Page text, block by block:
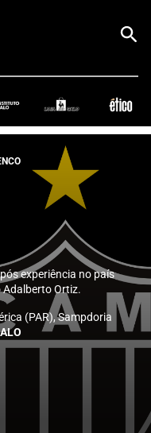
experiência no país
Adalberto Ortiz.
(PAR), Sampdoria